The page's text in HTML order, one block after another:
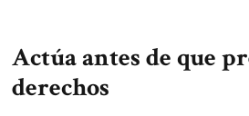
Actúa antes de que
derechos